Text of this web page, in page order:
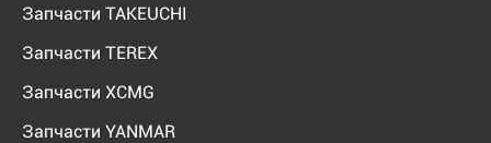
Запчасти TAKEUCHI
Запчасти TEREX
Запчасти XCMG
Запчасти YANMAR